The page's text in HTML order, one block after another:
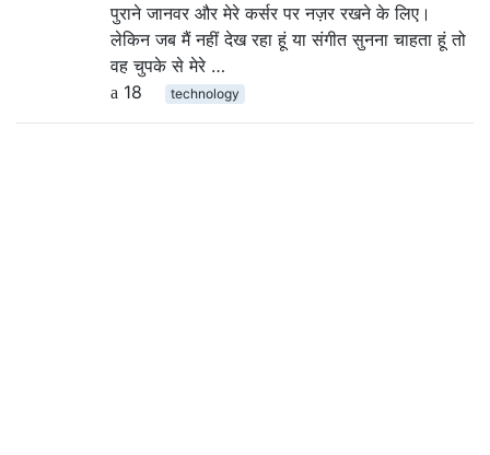
पुराने जानवर और मेरे कर्सर पर नज़र रखने के लिए।
लेकिन जब मैं नहीं देख रहा हूं या संगीत सुनना चाहता हूं तो
वह चुपके से मेरे …
18
technology